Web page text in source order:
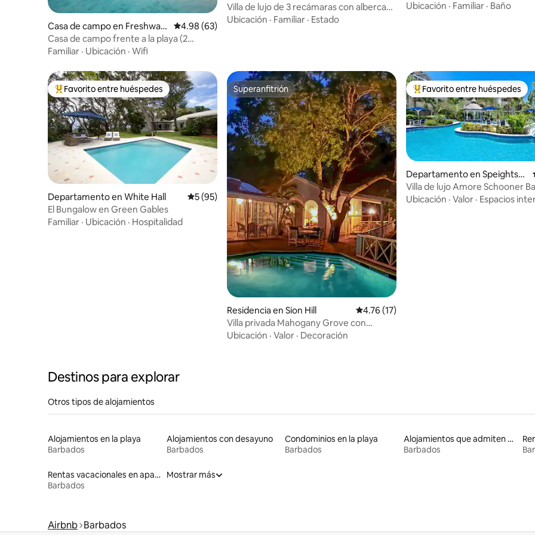
Casa de campo en Freshwat
er Bay
Calificación promedio: 4.98 de 5; 63 evaluaciones
4.98 (63)
Casa de campo frente a la playa (2
dormitorios/2 baños)
Familiar · Ubicación · Wifi
Villa de lujo de 3 recámaras con alberca
cerca de Gibbes Beach
Ubicación · Familiar · Estado
Ubicación · Familiar · Baño
De los mejores en Favorito entre huéspedes
Favorito entre huéspedes
Departamento en White Hall Calificación promedio: 5 de 5; 95 evaluaciones
5 (95)
El Bungalow en Green Gables
Familiar · Ubicación · Hospitalidad
Superanfitrión
Superanfitrión
Residencia en Sion Hill Calificación promedio: 4.76 de 5; 17
4.76 (17)
Villa privada Mahogany Grove con
alberca, St James
Ubicación · Valor · Decoración
De los mejores en Favorito
Favorito entre huéspedes
Departamento en Speightsto
wn
Villa de lujo Amore Schooner
Ubicación · Valor · Espacios
Destinos para explorar
Otros tipos de alojamientos
Alojamientos en la playa
Barbados
Alojamientos con desayuno
Barbados
Condominios en la playa
Barbados
Alojamientos que admiten mascotas
Barbados
Rentas vacacionales en apartoteles
Barbados
Mostrar más
Airbnb Barbados